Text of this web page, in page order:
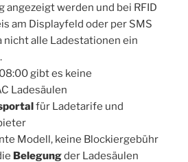
angezeigt werden und bei RFID
am Displayfeld oder per SMS
nicht alle Ladestationen ein
gibt es keine
Ladesäulen
für Ladetarife und
Modell, keine Blockiergebühr
Belegungder Ladesäulen